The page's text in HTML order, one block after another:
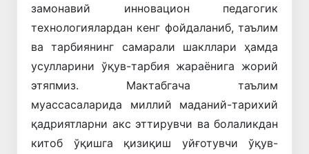
замонавий инновацион педагогик
технологиялардан кенг фойдаланиб, таълим
ва тарбиянинг самарали шакллари ҳамда
усулларини ўқув-тарбия жараёнига жорий
этяпмиз. Мактабгача таълим
муассасаларида миллий маданий-тарихий
қадриятларни акс эттирувчи ва болаликдан
китоб ўқишга қизиқиш уйғотувчи ўқув-